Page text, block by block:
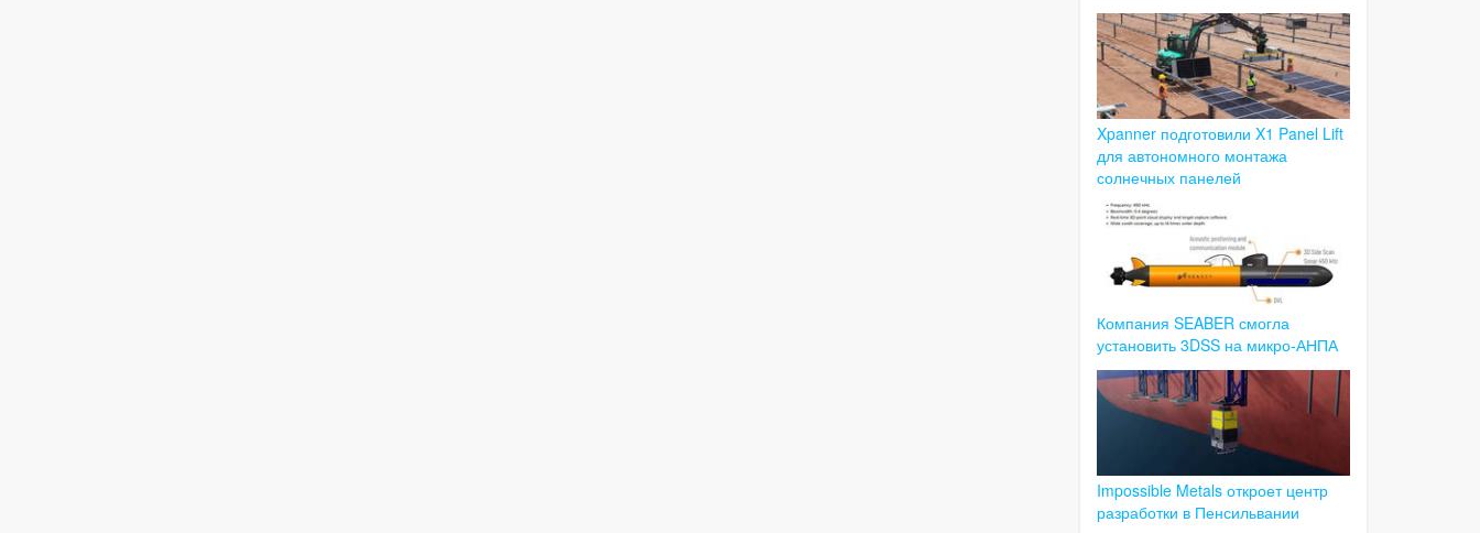
Xpanner подготовили X1 Panel Lift
для автономного монтажа
солнечных панелей
Компания SEABER смогла
установить 3DSS на микро-АНПА
Impossible Metals откроет центр
разработки в Пенсильвании